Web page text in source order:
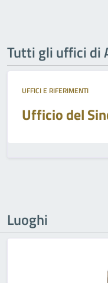
Tutti gli uffici di
UFFICI E RIFERIMENTI
Ufficio del
Luoghi